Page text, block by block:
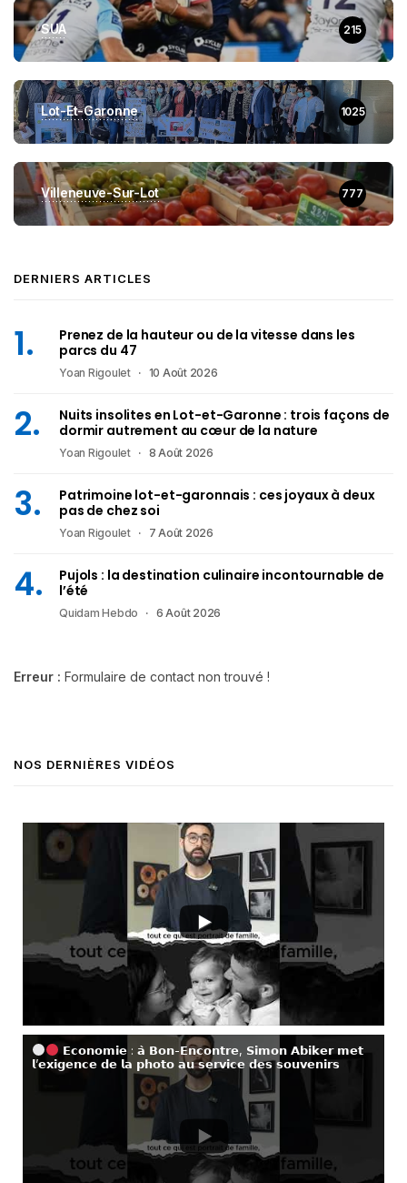
SUA 215
Lot-Et-Garonne 1025
Villeneuve-Sur-Lot 777
DERNIERS ARTICLES
Prenez de la hauteur ou de la vitesse dans les
parcs du 47
Yoan Rigoulet 10 Août 2026
Nuits insolites en Lot-et-Garonne : trois façons de
dormir autrement au cœur de la nature
Yoan Rigoulet 8 Août 2026
Patrimoine lot-et-garonnais : ces joyaux à deux
pas de chez soi
Yoan Rigoulet 7 Août 2026
Pujols : la destination culinaire incontournable de
l’été
Quidam Hebdo 6 Août 2026
Erreur : Formulaire de contact non trouvé !
NOS DERNIÈRES VIDÉOS
𝗘𝗰𝗼𝗻𝗼𝗺𝗶𝗲 : 𝗮̀ 𝗕𝗼𝗻-𝗘𝗻𝗰𝗼𝗻𝘁𝗿𝗲, 𝗦𝗶𝗺𝗼𝗻 𝗔𝗯𝗶𝗸𝗲𝗿 𝗺𝗲𝘁
𝗹’𝗲𝘅𝗶𝗴𝗲𝗻𝗰𝗲 𝗱𝗲 𝗹𝗮 𝗽𝗵𝗼𝘁𝗼 𝗮𝘂 𝘀𝗲𝗿𝘃𝗶𝗰𝗲 𝗱𝗲𝘀 𝘀𝗼𝘂𝘃𝗲𝗻𝗶𝗿𝘀